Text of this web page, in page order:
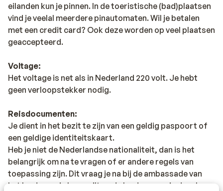
eilanden kun je pinnen. In de toeristische (bad)plaatsen
vind je veelal meerdere pinautomaten. Wil je betalen
met een credit card? Ook deze worden op veel plaatsen
geaccepteerd.
Voltage:
Het voltage is net als in Nederland 220 volt. Je hebt
geen verloopstekker nodig.
Reisdocumenten:
Je dient in het bezit te zijn van een geldig paspoort of
een geldige identiteitskaart.
Heb je niet de Nederlandse nationaliteit, dan is het
belangrijk om na te vragen of er andere regels van
toepassing zijn. Dit vraag je na bij de ambassade van
het land waar je heen wilt en de landen waar je doorheen